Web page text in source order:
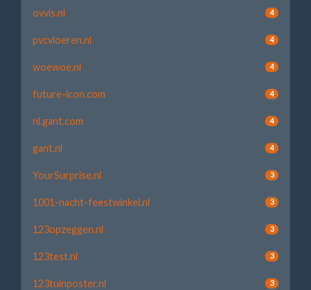
ovvis.nl 4
pvcvloeren.nl 4
woewoe.nl 4
future-icon.com 4
nl.gant.com 4
gant.nl 4
YourSurprise.nl 3
1001-nacht-feestwinkel.nl 3
123opzeggen.nl 3
123test.nl 3
123tuinposter.nl 3